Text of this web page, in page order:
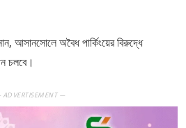
আসানসোলে অবৈধ পার্কিংয়ের বিরুদ্ধে
চলবে।
—